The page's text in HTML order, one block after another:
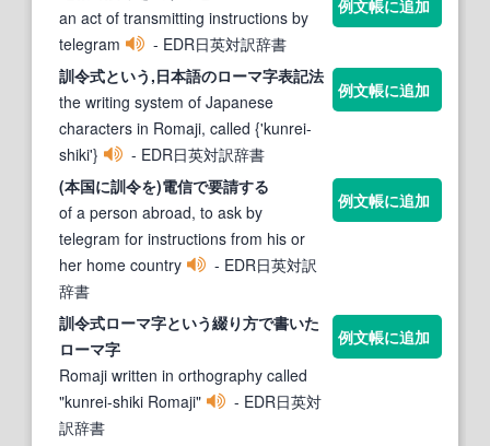
an act of transmitting instructions by
telegram
- EDR日英対訳辞書
例文帳に追加
訓令式という,日本語のローマ字表記法
the writing system of Japanese
characters in Romaji, called {'kunrei-
shiki'}
- EDR日英対訳辞書
例文帳に追加
(本国に訓令を)電信で要請する
of a person abroad, to ask by
telegram for instructions from his or
her home country
- EDR日英対訳
辞書
例文帳に追加
訓令式ローマ字という綴り方で書いた
ローマ字
Romaji written in orthography called
"kunrei-shiki Romaji"
- EDR日英対
訳辞書
例文帳に追加